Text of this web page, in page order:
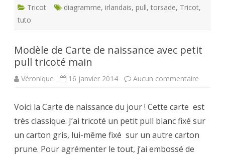
Tricot diagramme, irlandais, pull, torsade, Tricot,
tuto
Modèle de Carte de naissance avec petit
pull tricoté main
Véronique 16 janvier 2014 Aucun commentaire
de
avec
petit
pull
tricoté
Voici la Carte de naissance du jour ! Cette carte est
très classique. J’ai tricoté un petit pull blanc fixé sur
un carton gris, lui-même fixé sur un autre carton
prune. Pour agrémenter le tout, j’ai embossé de